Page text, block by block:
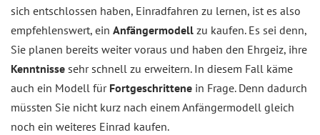
sich entschlossen haben, Einradfahren zu lernen, ist es also
empfehlenswert, ein Anfängermodell zu kaufen. Es sei denn,
Sie planen bereits weiter voraus und haben den Ehrgeiz, ihre
Kenntnisse sehr schnell zu erweitern. In diesem Fall käme
auch ein Modell für Fortgeschrittene in Frage. Denn dadurch
müssten Sie nicht kurz nach einem Anfängermodell gleich
noch ein weiteres Einrad kaufen.